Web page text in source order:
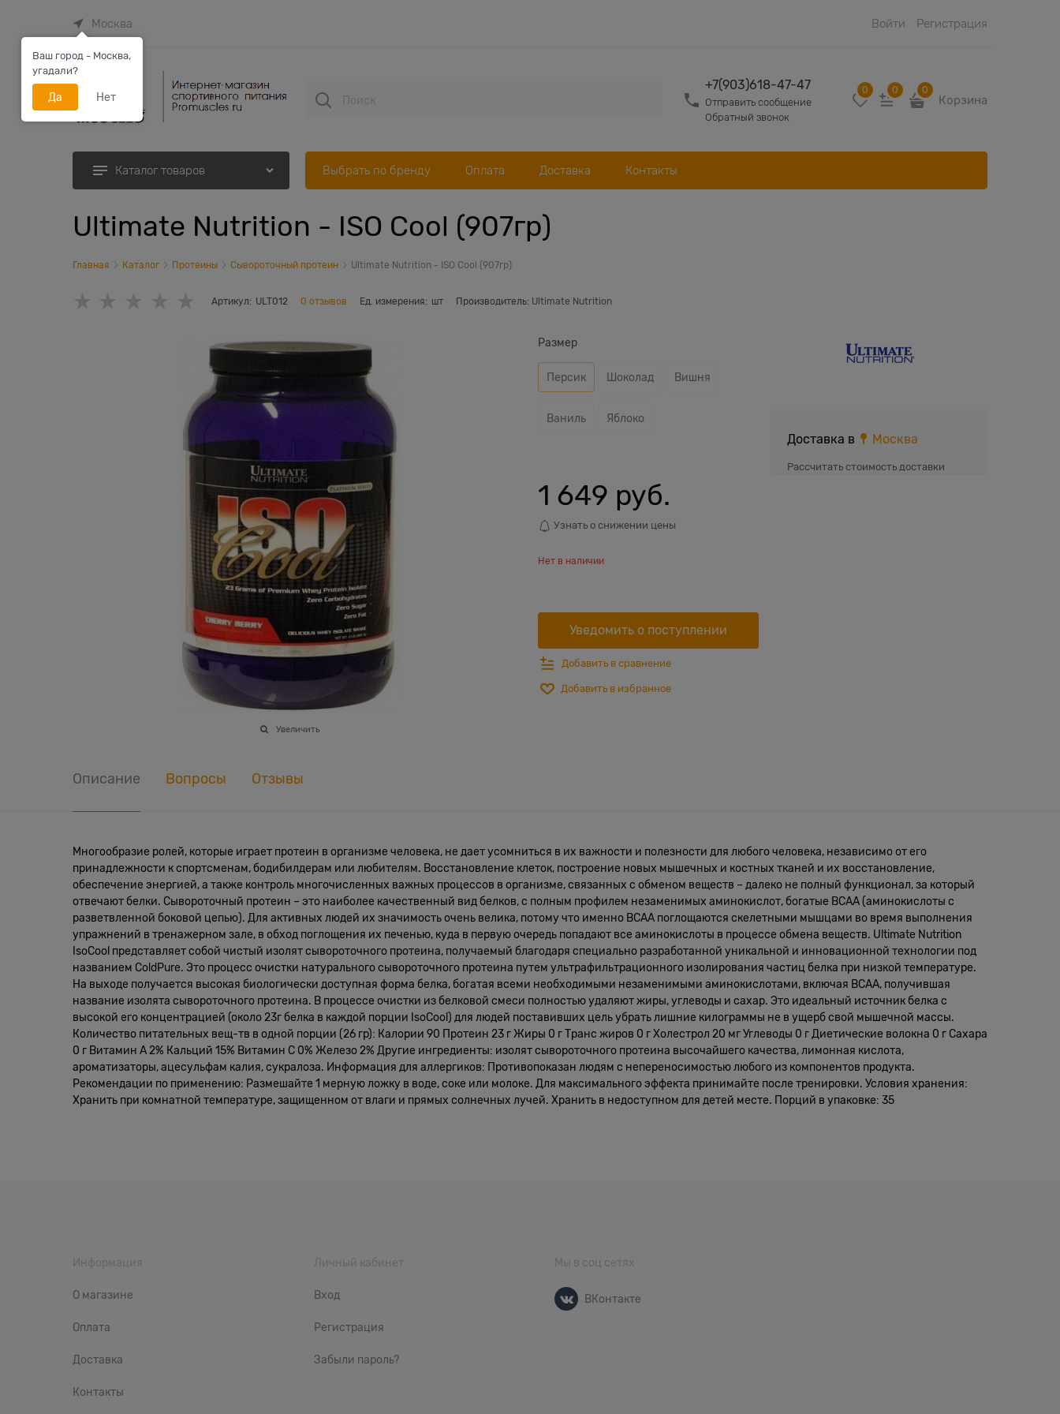
Москва Войти Регистрация
+7(903)618-47-47
Отправить сообщение
Обратный звонок
0 0 0
Корзина
Каталог товаров Выбрать по бренду Оплата Доставка Контакты
Ultimate Nutrition - ISO Cool (907гр)
Главная Каталог Протеины Сывороточный протеин Ultimate Nutrition - ISO Cool (907гр)
Артикул: ULT012 0 отзывов Ед. измерения: шт Производитель: Ultimate Nutrition
Увеличить
Размер
Персик Шоколад Вишня
Ваниль Яблоко
1 649 руб.
Узнать о снижении цены
Нет в наличии
Уведомить о поступлении
Добавить в сравнение
Добавить в избранное
Доставка в Москва
Рассчитать стоимость доставки
Описание Вопросы Отзывы
Многообразие ролей, которые играет протеин в организме человека, не дает усомниться в их важности и полезности для любого человека, независимо от его
принадлежности к спортсменам, бодибилдерам или любителям. Восстановление клеток, построение новых мышечных и костных тканей и их восстановление,
обеспечение энергией, а также контроль многочисленных важных процессов в организме, связанных с обменом веществ – далеко не полный функционал, за который
отвечают белки. Сывороточный протеин – это наиболее качественный вид белков, с полным профилем незаменимых аминокислот, богатые BCAA (аминокислоты с
разветвленной боковой цепью). Для активных людей их значимость очень велика, потому что именно BCAA поглощаются скелетными мышцами во время выполнения
упражнений в тренажерном зале, в обход поглощения их печенью, куда в первую очередь попадают все аминокислоты в процессе обмена веществ. Ultimate Nutrition
IsoCool представляет собой чистый изолят сывороточного протеина, получаемый благодаря специально разработанной уникальной и инновационной технологии под
названием ColdPure. Это процесс очистки натурального сывороточного протеина путем ультрафильтрационного изолирования частиц белка при низкой температуре.
На выходе получается высокая биологически доступная форма белка, богатая всеми необходимыми незаменимыми аминокислотами, включая BCAA, получившая
название изолята сывороточного протеина. В процессе очистки из белковой смеси полностью удаляют жиры, углеводы и сахар. Это идеальный источник белка с
высокой его концентрацией (около 23г белка в каждой порции IsoCool) для людей поставивших цель убрать лишние килограммы не в ущерб свой мышечной массы.
Количество питательных вещ-тв в одной порции (26 гр): Калории 90 Протеин 23 г Жиры 0 г Транс жиров 0 г Холестрол 20 мг Углеводы 0 г Диетические волокна 0 г Сахара
0 г Витамин А 2% Кальций 15% Витамин С 0% Железо 2% Другие ингредиенты: изолят сывороточного протеина высочайшего качества, лимонная кислота,
ароматизаторы, ацесульфам калия, сукралоза. Информация для аллергиков: Противопоказан людям с непереносимостью любого из компонентов продукта.
Рекомендации по применению: Размешайте 1 мерную ложку в воде, соке или молоке. Для максимального эффекта принимайте после тренировки. Условия хранения:
Хранить при комнатной температуре, защищенном от влаги и прямых солнечных лучей. Хранить в недоступном для детей месте. Порций в упаковке: 35
Информация
О магазине
Оплата
Доставка
Контакты
Личный кабинет
Вход
Регистрация
Забыли пароль?
Мы в соц сетях
ВКонтакте
Ваш город - Москва,
угадали?
Да Нет